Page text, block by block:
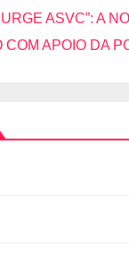
ASVC”: A
APOIO DA